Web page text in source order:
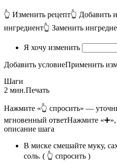
👆 Изменить рецепт👆 Добавить
ингредиент👆 Заменить
Я хочу изменить
Добавить условиеПрименить
Шаги
2 мин.Печать
Нажмите «👆 спросить» —
мгновенный ответНажмите
описание шага
В миске смешайте муку,
соль. ( 👆 спросить )